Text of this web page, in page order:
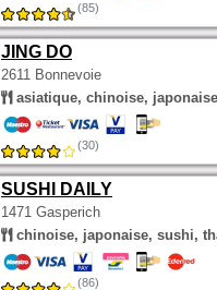
(85)
JING DO
2611 Bonnevoie
asiatique, chinoise,
(30)
SUSHI DAILY
1471 Gasperich
chinoise, japonaise, sushi,
(86)